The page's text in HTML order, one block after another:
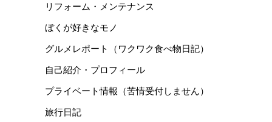
リフォーム・メンテナンス
ぼくが好きなモノ
グルメレポート（ワクワク食べ物日記）
自己紹介・プロフィール
プライベート情報（苦情受付しません）
旅行日記